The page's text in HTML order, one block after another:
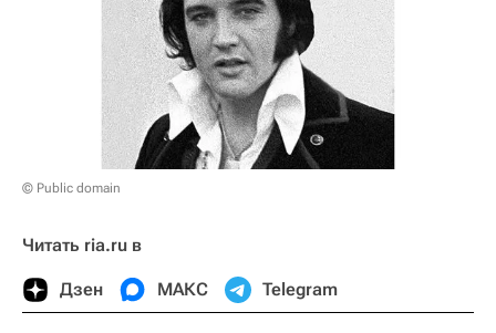
© Public domain
Читать ria.ru в
Дзен МАКС Telegram